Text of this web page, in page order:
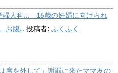
婦人科…」16歳の妊婦に向けられ
お腹... 投稿者: ふくふく
席を外して」謝罪に来たママ友の